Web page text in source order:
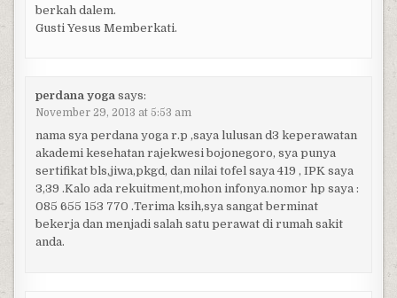
berkah dalem.
Gusti Yesus Memberkati.
perdana yoga says:
November 29, 2013 at 5:53 am
nama sya perdana yoga r.p ,saya lulusan d3 keperawatan
akademi kesehatan rajekwesi bojonegoro, sya punya
sertifikat bls,jiwa,pkgd, dan nilai tofel saya 419 , IPK saya
3,39 .Kalo ada rekuitment,mohon infonya.nomor hp saya :
085 655 153 770 .Terima ksih,sya sangat berminat
bekerja dan menjadi salah satu perawat di rumah sakit
anda.